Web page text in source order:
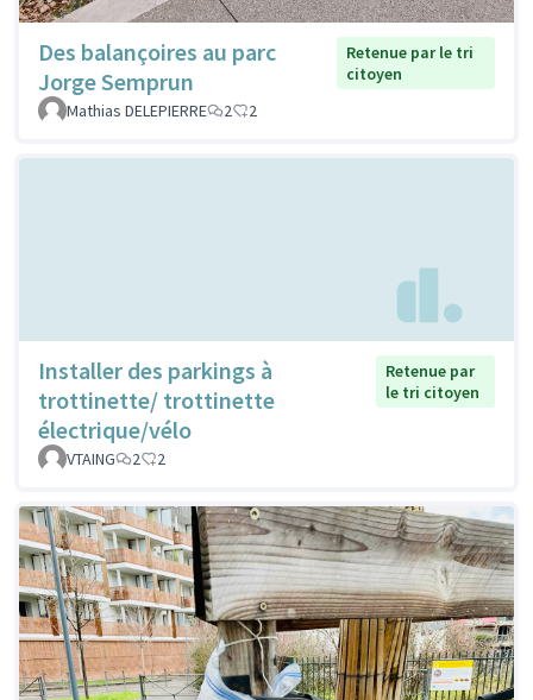
Des balançoires au parc
Jorge Semprun
Retenue par le tri
citoyen
Mathias DELEPIERRE
2 2
Installer des parkings à
trottinette/ trottinette
électrique/vélo
Retenue par
le tri citoyen
VTAING 2 2